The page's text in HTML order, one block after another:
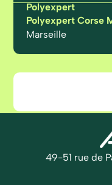
Polyexpert
Polyexpert Corse
Marseille
49-51 rue de